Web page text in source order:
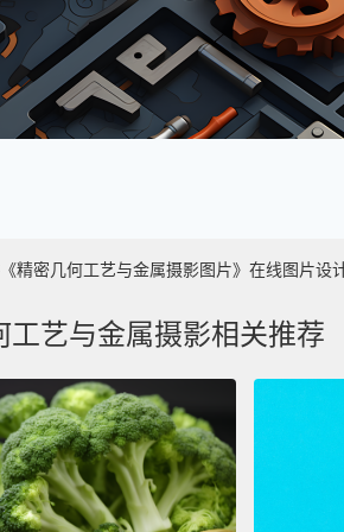
精密几何工艺与金属摄影图片》在线图片
工艺与金属摄影相关推荐